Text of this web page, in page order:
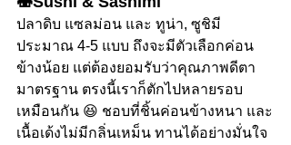
ปลาดิบ แซลม่อน และ ทูน่า, ซูชิมี
ประมาณ 4-5 แบบ ถึงจะมีตัวเลือกค่อน
ข้างน้อย แต่ต้องยอมรับว่าคุณภาพดีตา
มาตรฐาน ตรงนี้เราก็ตักไปหลายรอบ
เหมือนกัน 😆 ชอบที่ชิ้นค่อนข้างหนา และ
เนื้อเด้งไม่มีกลิ่นเหม็น ทานได้อย่างมั่นใจ